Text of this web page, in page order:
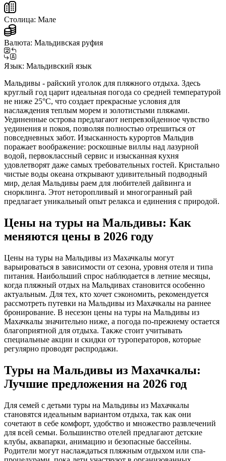
Столица: Мале
Валюта: Мальдивская руфия
Язык: Мальдивский язык
Мальдивы - райский уголок для пляжного отдыха. Здесь
круглый год царит идеальная погода со средней температурой
не ниже 25°C, что создает прекрасные условия для
наслаждения теплым морем и золотистыми пляжами.
Уединенные острова предлагают непревзойденное чувство
уединения и покоя, позволяя полностью отрешиться от
повседневных забот. Изысканность курортов Мальдив
поражает воображение: роскошные виллы над лазурной
водой, первоклассный сервис и изысканная кухня
удовлетворят даже самых требовательных гостей. Кристально
чистые воды океана открывают удивительный подводный
мир, делая Мальдивы раем для любителей дайвинга и
снорклинга. Этот неторопливый и многогранный рай
предлагает уникальный опыт релакса и единения с природой.
Цены на туры на Мальдивы: Как
меняются цены в 2026 году
Цены на туры на Мальдивы из Махачкалы могут
варьироваться в зависимости от сезона, уровня отеля и типа
питания. Наибольший спрос наблюдается в летние месяцы,
когда пляжный отдых на Мальдивах становится особенно
актуальным. Для тех, кто хочет сэкономить, рекомендуется
рассмотреть путевки на Мальдивы из Махачкалы на раннее
бронирование. В несезон цены на туры на Мальдивы из
Махачкалы значительно ниже, а погода по-прежнему остается
благоприятной для отдыха. Также стоит учитывать
специальные акции и скидки от туроператоров, которые
регулярно проводят распродажи.
Туры на Мальдивы из Махачкалы:
Лучшие предложения на 2026 год
Для семей с детьми туры на Мальдивы из Махачкалы
становятся идеальным вариантом отдыха, так как они
сочетают в себе комфорт, удобство и множество развлечений
для всей семьи. Большинство отелей предлагают детские
клубы, аквапарки, анимацию и безопасные бассейны.
Родители могут наслаждаться пляжным отдыхом или спа-